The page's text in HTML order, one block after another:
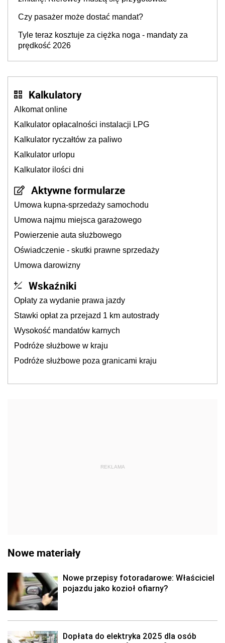
Czy pasażer może dostać mandat?
Tyle teraz kosztuje za ciężka noga - mandaty za
prędkość 2026
Kalkulatory
Alkomat online
Kalkulator opłacalności instalacji LPG
Kalkulator ryczałtów za paliwo
Kalkulator urlopu
Kalkulator ilości dni
Aktywne formularze
Umowa kupna-sprzedaży samochodu
Umowa najmu miejsca garażowego
Powierzenie auta służbowego
Oświadczenie - skutki prawne sprzedaży
Umowa darowizny
Wskaźniki
Opłaty za wydanie prawa jazdy
Stawki opłat za przejazd 1 km autostrady
Wysokość mandatów karnych
Podróże służbowe w kraju
Podróże służbowe poza granicami kraju
REKLAMA
Nowe materiały
Nowe przepisy fotoradarowe: Właściciel
pojazdu jako kozioł ofiarny?
Dopłata do elektryka 2025 dla osób